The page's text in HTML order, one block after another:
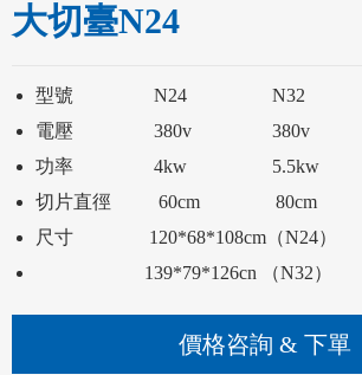
大切臺N24
                       139*79*126cn （N32）
價格咨詢 & 下單